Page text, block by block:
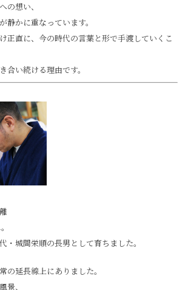
の想い、
静かに重なっています。
正直に、今の時代の言葉と形で手渡していくこ
合い続ける理由です。
・城間栄順の長男として育ちました。
の延長線上にありました。
景、